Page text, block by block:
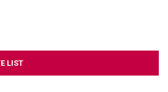
LIST